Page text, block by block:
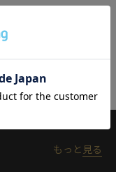
す。
ャケットの襟ぐりを
の着用でも快適さを
ンナーアイテムで
な機能を有したテイ
ルまで幅広いシーン
もっと 見る